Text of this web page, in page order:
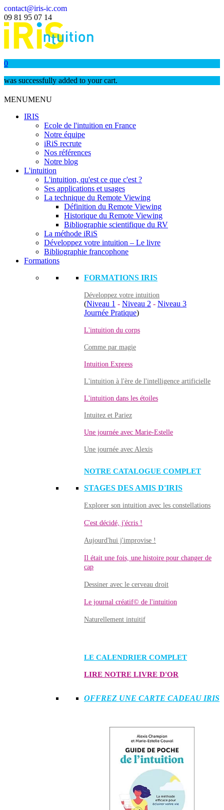
contact@iris-ic.com
09 81 95 07 14
0
was successfully added to your cart.
MENUMENU
IRIS
Ecole de l'intuition en France
Notre équipe
iRiS recrute
Nos références
Notre blog
L'intuition
L'intuition, qu'est ce que c'est ?
Ses applications et usages
La technique du Remote Viewing
Définition du Remote Viewing
Historique du Remote Viewing
Bibliographie scientifique du RV
La méthode iRiS
Développez votre intuition – Le livre
Bibliographie francophone
Formations
FORMATIONS IRIS
Développez votre intuition
(Niveau 1 - Niveau 2 - Niveau 3
Journée Pratique)
L'intuition du corps
Comme par magie
Intuition Express
L'intuition à l'ère de l'intelligence artificielle
L'intuition dans les étoiles
Intuitez et Pariez
Une journée avec Marie-Estelle
Une journée avec Alexis
NOTRE CATALOGUE COMPLET
STAGES DES AMIS D'IRIS
Explorer son intuition avec les constellations
C'est décidé, j'écris !
Aujourd'hui j'improvise !
Il était une fois, une histoire pour changer de
cap
Dessiner avec le cerveau droit
Le journal créatif© de l'intuition
Naturellement intuitif
LE CALENDRIER COMPLET
LIRE NOTRE LIVRE D'OR
OFFREZ UNE CARTE CADEAU IRIS